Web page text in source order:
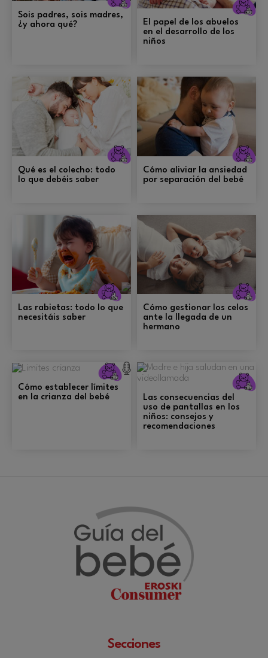
Sois padres, sois madres,
¿y ahora qué?
El papel de los abuelos
en el desarrollo de los
niños
Crianza
Qué es el colecho: todo
lo que debéis saber
Cómo aliviar la ansiedad
por separación del bebé
Crianza
Las rabietas: todo lo que
necesitáis saber
Cómo gestionar los celos
ante la llegada de un
hermano
Crianza
Cómo establecer límites
en la crianza del bebé
Las consecuencias del
uso de pantallas en los
niños: consejos y
recomendaciones
Secciones